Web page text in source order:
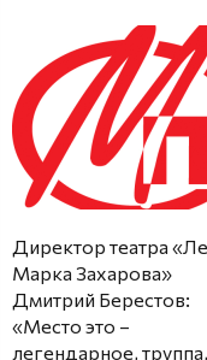
Директор театра
Марка Захарова»
Дмитрий Берестов:
«Место это –
легендарное, труппа,